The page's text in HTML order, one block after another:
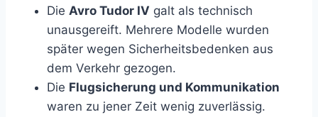
Die Avro Tudor IV galt als technisch
unausgereift. Mehrere Modelle wurden
später wegen Sicherheitsbedenken aus
dem Verkehr gezogen.
Die Flugsicherung und Kommunikation
waren zu jener Zeit wenig zuverlässig.